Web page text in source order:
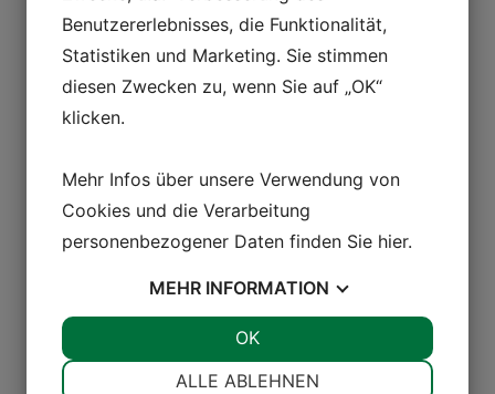
Benutzererlebnisses, die Funktionalität,
Statistiken und Marketing. Sie stimmen
diesen Zwecken zu, wenn Sie auf „OK“
klicken.
Mehr Infos über unsere Verwendung von
Cookies und die Verarbeitung
personenbezogener Daten finden Sie hier.
MEHR INFORMATION
ALLE ABLEHNEN
OK